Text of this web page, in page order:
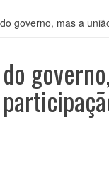
governo, mas a